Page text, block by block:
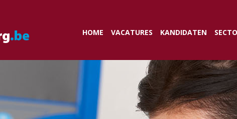
HOME VACATURES KANDIDATEN